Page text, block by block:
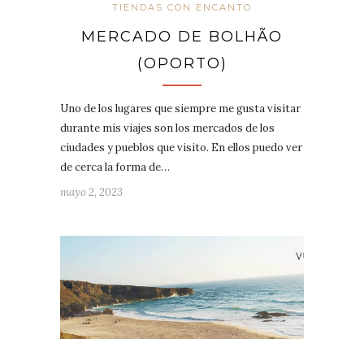
TIENDAS CON ENCANTO
MERCADO DE BOLHÃO​
(OPORTO)
Uno de los lugares que siempre me gusta visitar
durante mis viajes son los mercados de los
ciudades y pueblos que visito. En ellos puedo ver
de cerca la forma de…
mayo 2, 2023